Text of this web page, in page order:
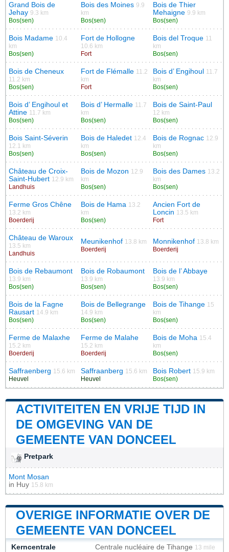
Grand Bois de
Jehay 9.3 km
Bos(sen)
Bois des Moines 9.9
km
Bos(sen)
Bois de Thier
Mehaigne 9.9 km
Bos(sen)
Bois Madame 10.4
km
Bos(sen)
Fort de Hollogne
10.6 km
Fort
Bois del Troque 11
km
Bos(sen)
Bois de Cheneux
11.2 km
Bos(sen)
Fort de Flémalle 11.2
km
Fort
Bois d’ Engihoul 11.7
km
Bos(sen)
Bois d’ Engihoul et
Attine 11.7 km
Bos(sen)
Bois d’ Hermalle 11.7
km
Bos(sen)
Bois de Saint-Paul
12 km
Bos(sen)
Bois Saint-Séverin
12.1 km
Bos(sen)
Bois de Haledet 12.4
km
Bos(sen)
Bois de Rognac 12.9
km
Bos(sen)
Château de Croix-
Saint-Hubert 12.9 km
Landhuis
Bois de Mozon 12.9
km
Bos(sen)
Bois des Dames 13.2
km
Bos(sen)
Ferme Gros Chêne
13.2 km
Boerderij
Bois de Hama 13.2
km
Bos(sen)
Ancien Fort de
Loncin 13.5 km
Fort
Château de Waroux
13.5 km
Landhuis
Meunikenhof 13.8 km
Boerderij
Monnikenhof 13.8 km
Boerderij
Bois de Rebaumont
13.9 km
Bos(sen)
Bois de Robaumont
13.9 km
Bos(sen)
Bois de l’ Abbaye
13.9 km
Bos(sen)
Bois de la Fagne
Rausart 14.9 km
Bos(sen)
Bois de Bellegrange
14.9 km
Bos(sen)
Bois de Tihange 15
km
Bos(sen)
Ferme de Malaxhe
15.2 km
Boerderij
Ferme de Malahe
15.2 km
Boerderij
Bois de Moha 15.4
km
Bos(sen)
Saffraenberg 15.6 km
Heuvel
Saffraanberg 15.6 km
Heuvel
Bois Robert 15.9 km
Bos(sen)
ACTIVITEITEN EN VRIJE TIJD IN
DE OMGEVING VAN DE
GEMEENTE VAN DONCEEL
Pretpark
Mont Mosan
in Huy 15.8 km
OVERIGE INFORMATIE OVER DE
GEMEENTE VAN DONCEEL
Kerncentrale Centrale nucléaire de Tihange 13 mile